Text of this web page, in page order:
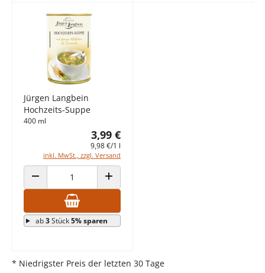
Jürgen Langbein
Hochzeits-Suppe
400 ml
3,99 €
9,98 €/1 l
inkl. MwSt., zzgl. Versand
ANZAHL VERRINGERN ANZAHL ERHÖHEN
ab3Stück5% sparen
* Niedrigster Preis der letzten 30 Tage